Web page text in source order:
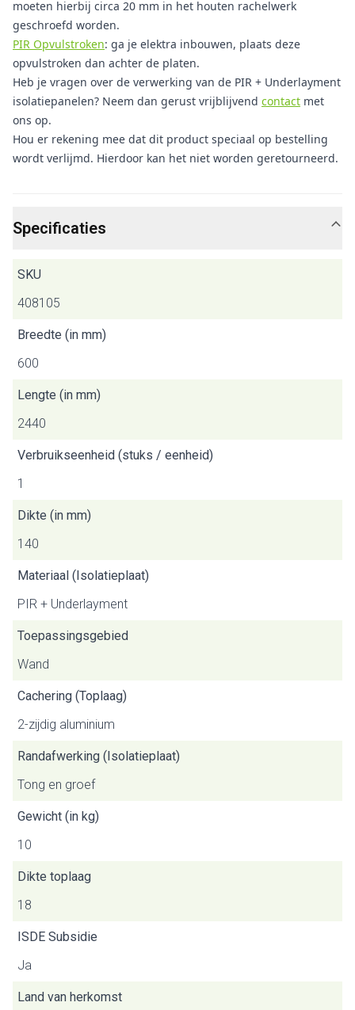
moeten hierbij circa 20 mm in het houten rachelwerk
geschroefd worden.
PIR Opvulstroken: ga je elektra inbouwen, plaats deze
opvulstroken dan achter de platen.
Heb je vragen over de verwerking van de PIR + Underlayment
isolatiepanelen? Neem dan gerust vrijblijvend contact met
ons op.
Hou er rekening mee dat dit product speciaal op bestelling
wordt verlijmd. Hierdoor kan het niet worden geretourneerd.
Specificaties
SKU
408105
Breedte (in mm)
600
Lengte (in mm)
2440
Verbruikseenheid (stuks / eenheid)
1
Dikte (in mm)
140
Materiaal (Isolatieplaat)
PIR + Underlayment
Toepassingsgebied
Wand
Cachering (Toplaag)
2-zijdig aluminium
Randafwerking (Isolatieplaat)
Tong en groef
Gewicht (in kg)
10
Dikte toplaag
18
ISDE Subsidie
Ja
Land van herkomst